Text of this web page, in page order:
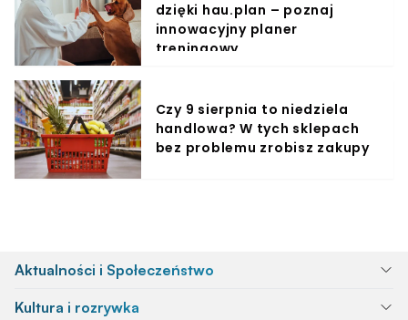
dzięki hau.plan – poznaj
innowacyjny planer
treningowy
Czy 9 sierpnia to niedziela
handlowa? W tych sklepach
bez problemu zrobisz zakupy
Aktualności i Społeczeństwo
Kultura i rozrywka